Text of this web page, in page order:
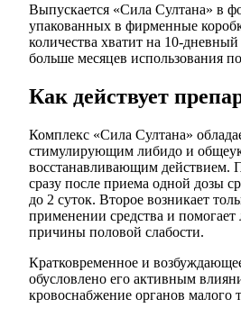
Выпускается «Сила Султана» в
упакованных в фирменные
количества хватит на 10-
больше месяцев использования
Как действует
Комплекс «Сила Султана»
стимулирующим либидо и
восстанавливающим действием.
сразу после приема одной дозы
до 2 суток. Второе возникает
применении средства и помогает
причины половой слабости.
Кратковременное и
обусловлено его активным
кровоснабжение органов малого